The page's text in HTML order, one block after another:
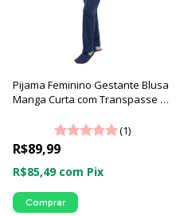
Pijama Feminino Gestante Blusa
Manga Curta com Transpasse e
(1)
R$89,99
R$85,49 com Pix
Comprar